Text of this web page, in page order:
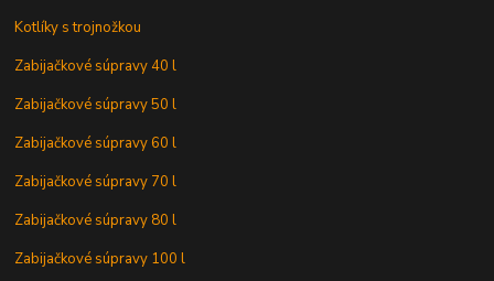
Kotlíky s trojnožkou
Zabijačkové súpravy 40 l
Zabijačkové súpravy 50 l
Zabijačkové súpravy 60 l
Zabijačkové súpravy 70 l
Zabijačkové súpravy 80 l
Zabijačkové súpravy 100 l